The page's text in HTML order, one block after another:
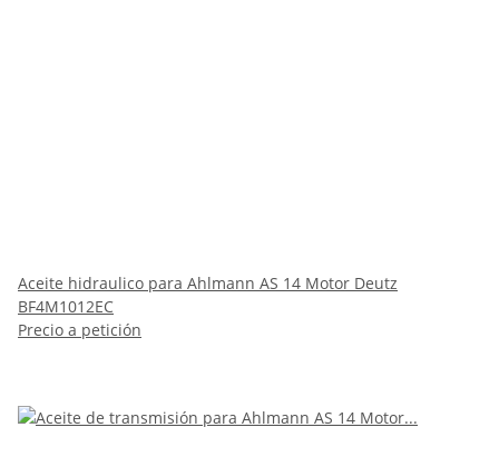
Aceite hidraulico para Ahlmann AS 14 Motor Deutz
BF4M1012EC
Precio a petición